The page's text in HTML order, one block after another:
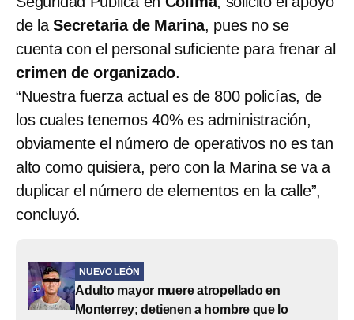
de la Secretaria de Marina, pues no se
cuenta con el personal suficiente para frenar al
crimen de organizado.
“Nuestra fuerza actual es de 800 policías, de
los cuales tenemos 40% es administración,
obviamente el número de operativos no es tan
alto como quisiera, pero con la Marina se va a
duplicar el número de elementos en la calle”,
concluyó.
NUEVO LEÓN
Adulto mayor muere atropellado en
Monterrey; detienen a hombre que lo